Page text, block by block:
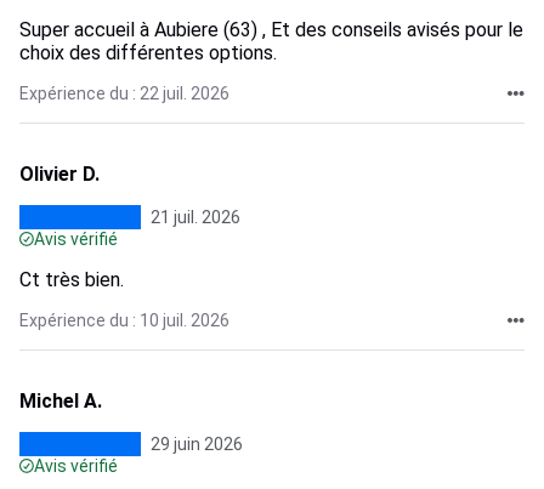
Super accueil à Aubiere (63) , Et des conseils avisés pour le
choix des différentes options.
Expérience du : 22 juil. 2026
Olivier D.
21 juil. 2026
Avis vérifié
Ct très bien.
Expérience du : 10 juil. 2026
Michel A.
29 juin 2026
Avis vérifié